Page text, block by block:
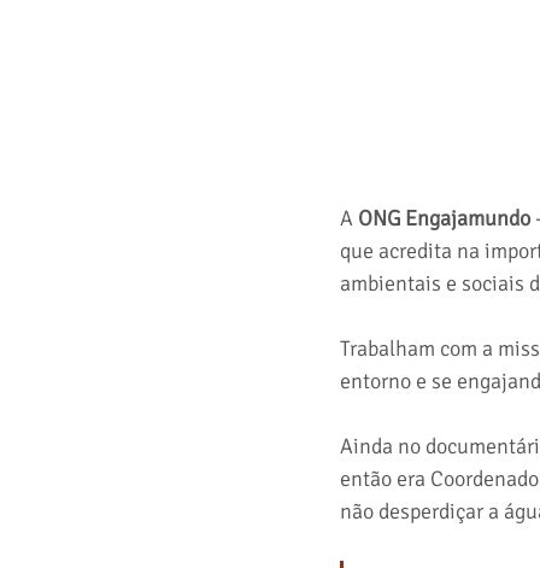
A ONG Engajamundo
que acredita na
ambientais e sociais
Trabalham com a
entorno e se
Ainda no
então era
não desperdiçar a